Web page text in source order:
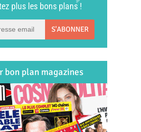
plus les bons plans !
S'ABONNER
bon plan magazines